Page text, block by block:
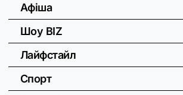
Афіша
Шоу BIZ
Лайфстайл
Спорт